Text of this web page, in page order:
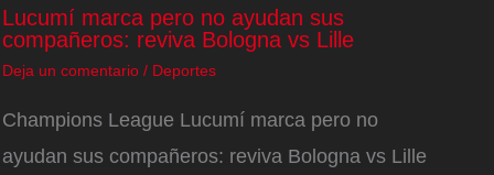
Lucumí marca pero no ayudan sus
compañeros: reviva Bologna vs Lille
Deja un comentario / Deportes
Champions League Lucumí marca pero no
ayudan sus compañeros: reviva Bologna vs Lille